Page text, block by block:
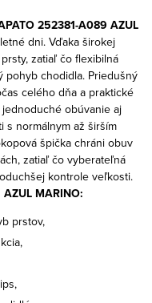
252381-A089 AZUL
dni. Vďaka širokej
zatiaľ čo flexibilná
chodidla. Priedušný
celého dňa a praktické
obúvanie aj
s normálnym až širším
špička chráni obuv
zatiaľ čo vyberateľná
kontrole veľkosti.
MARINO:
prstov,